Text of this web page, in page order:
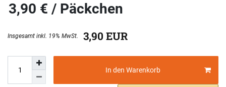
3,90 EUR
3,90 € / Päckchen
In den Warenkorb